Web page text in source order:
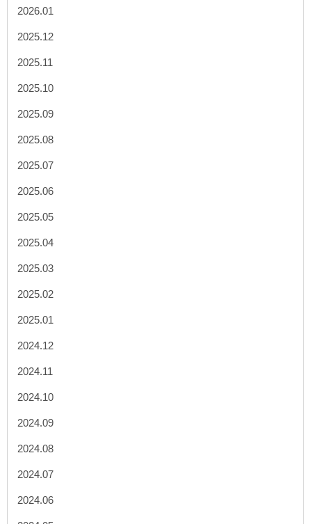
2026.01
2025.12
2025.11
2025.10
2025.09
2025.08
2025.07
2025.06
2025.05
2025.04
2025.03
2025.02
2025.01
2024.12
2024.11
2024.10
2024.09
2024.08
2024.07
2024.06